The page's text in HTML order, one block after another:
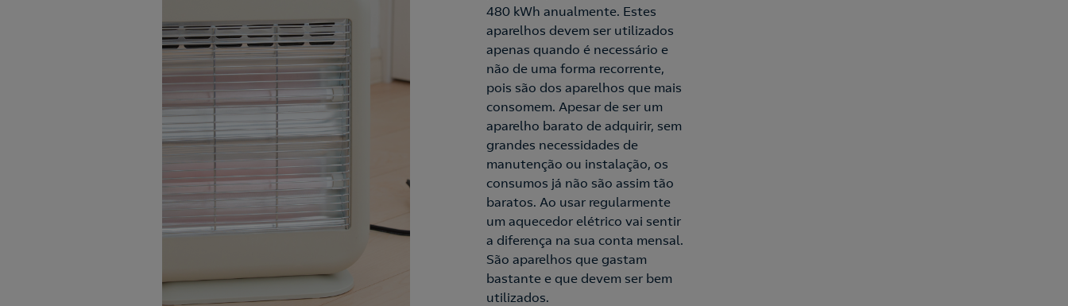
480 kWh anualmente. Estes
aparelhos devem ser utilizados
apenas quando é necessário e
não de uma forma recorrente,
pois são dos aparelhos que mais
consomem. Apesar de ser um
aparelho barato de adquirir, sem
grandes necessidades de
manutenção ou instalação, os
consumos já não são assim tão
baratos. Ao usar regularmente
um aquecedor elétrico vai sentir
a diferença na sua conta mensal.
São aparelhos que gastam
bastante e que devem ser bem
utilizados.